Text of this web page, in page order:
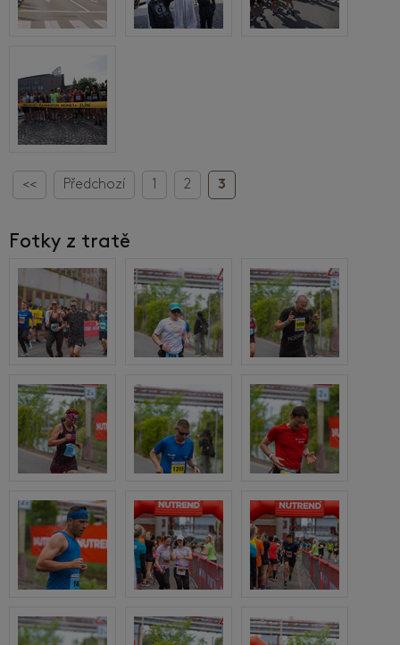
<< Předchozí 1 2 3
Fotky z tratě